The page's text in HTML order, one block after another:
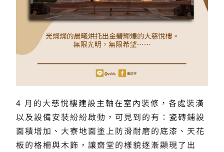
4 月的大慈悅樓建設主軸在室內裝修，各處裝潢
以及設備安裝紛紛啟動，可見到的有：瓷磚鋪設
面積增加、大寮地面塗上防滑耐磨的底漆、天花
板的格柵與木飾，讓齋堂的樣貌逐漸顯現了出